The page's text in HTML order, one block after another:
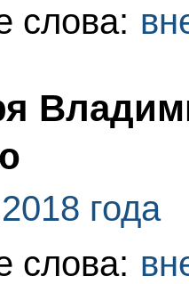
слова:
года
слова: